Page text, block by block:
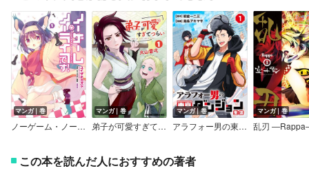
マンガ｜巻
ノーゲーム・ノーライフ、です！
マンガ｜巻
弟子が可愛すぎてつらい
マンガ｜巻
アラフォー男の東京ダンジョン生活（1）【期間限定試し読み増量版】
マンガ｜巻
乱刃
この本を読んだ人におすすめの著者